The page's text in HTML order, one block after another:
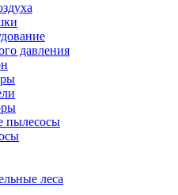
давления
пылесосы
леса